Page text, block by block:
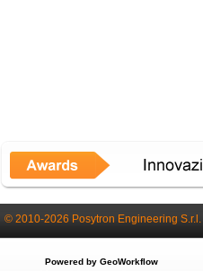
© 2010-2026 Posytron Engineering S.r.l.
Powered by GeoWorkflow